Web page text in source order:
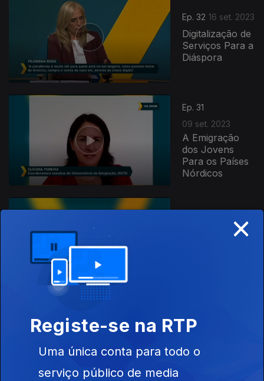
Ep. 32 16 set. 2023
Digitalização de
Serviços Para a
Diáspora
Ep. 31
09 set. 2023
A Emigração
dos Jovens
Para os Países
Nórdicos
29 jul. 2023
Ep. 29
Férias em
×
Registe-se na RTP
Uma única conta para todo o
serviço público de media